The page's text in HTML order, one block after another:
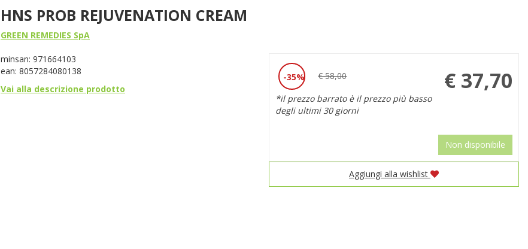
HNS PROB REJUVENATION CREAM
GREEN REMEDIES SpA
minsan: 971664103
ean: 8057284080138
Vai alla descrizione prodotto
Sconto
35% € 58,00
Prezzo
scontato
€ 37,70
*il prezzo barrato è il prezzo più basso
degli ultimi 30 giorni
Non disponibile
Aggiungi alla wishlist